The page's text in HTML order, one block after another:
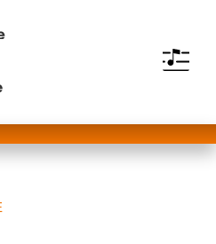
MENU